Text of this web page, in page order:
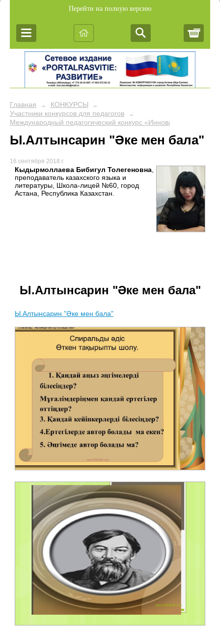
Перейти на полную версию
Главная → КОНКУРСЫ →
Участники конкурсов для педагогов →
Международный педагогический конкурс «Инновационные
Ы.Алтынсарин "Әке мен бала"
16 сентября 2018 г.
Кыдырмоллаева Бибигул Толегеновна,
преподаватель казахского языка и
литературы, Школа-лицей №60, город
Астана, Республика Казахстан.
Ы.Алтынсарин "Әке мен бала"
Ы.Алтынсарин "Әке мен бала"